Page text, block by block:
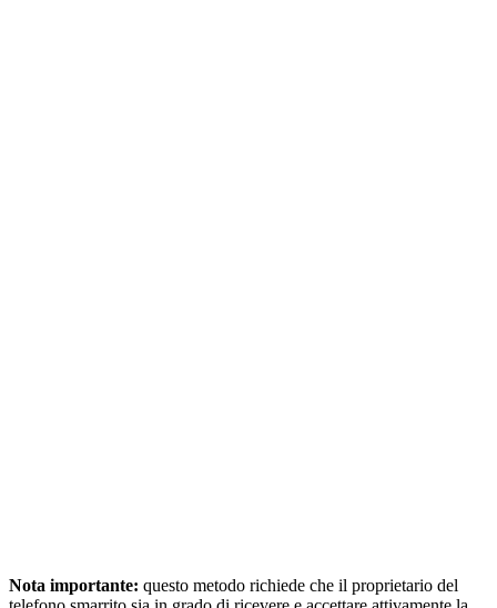
Nota importante: questo metodo richiede che il proprietario del